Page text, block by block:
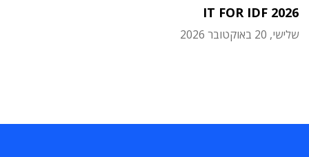
IT FOR IDF 2026
שלישי, 20 באוקטובר 2026